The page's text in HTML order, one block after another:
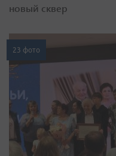
новый сквер
23 фото